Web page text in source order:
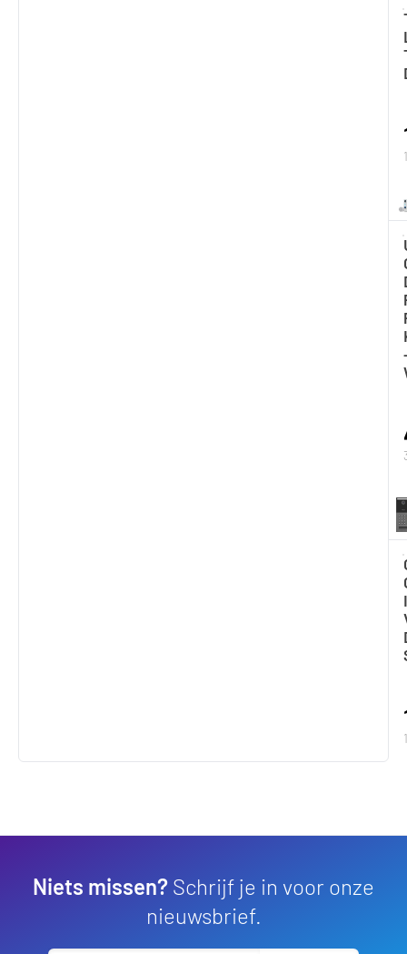
Niets missen? Schrijf je in voor onze
nieuwsbrief.